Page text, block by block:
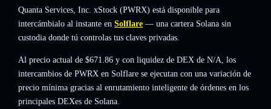
Quanta Services, Inc. xStock (PWRX) está disponible para
intercámbialo al instante en Solflare — una cartera Solana sin
custodia donde tú controlas tus claves privadas.
Al precio actual de $671.86 y con liquidez de DEX de N/A, los
intercambios de PWRX en Solflare se ejecutan con una variación de
precio mínima gracias al enrutamiento inteligente de órdenes en los
principales DEXes de Solana.